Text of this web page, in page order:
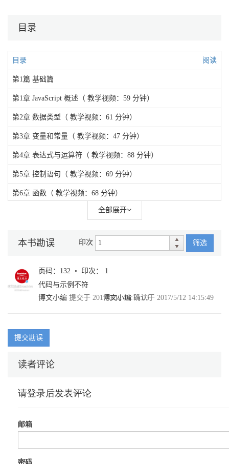
目录
目录 阅读
第1篇 基础篇
第1章 JavaScript 概述（ 教学视频：59 分钟）
第2章 数据类型（ 教学视频：61 分钟）
第3章 变量和常量（ 教学视频：47 分钟）
第4章 表达式与运算符（ 教学视频：88 分钟）
第5章 控制语句（ 教学视频：69 分钟）
第6章 函数（ 教学视频：68 分钟）
第7章 数组（ 教学视频：65 分钟）
第8章 JavaScript面向对象基础（ 教学视频：44 分钟）
第9章 窗口和框架（ 教学视频：70 分钟）
第10章 屏幕和浏览器对象（ 教学视频：60 分钟）
第14章 脚本化cookie（ 教学视频：59 分钟）
第16章 正则表达式（ 教学视频：40 分钟）
第18章 AJAX高级应用（ 教学视频：64 分钟）
全部展开
本书勘误 印次 筛选
页码：132 • 印次： 1
代码与示例不符
博文小编 提交于 2017/5/12 14:15:03
博文小编确认于 2017/5/12 14:15:49
提交勘误
读者评论